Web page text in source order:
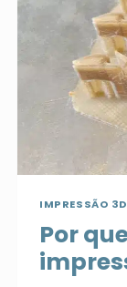
A
IMPRESSÃO 3D
Por